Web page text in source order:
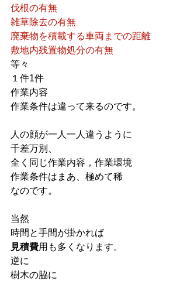
伐根の有無
雑草除去の有無
廃棄物を積載する車両までの距離
敷地内残置物処分の有無
等々
１件1件
作業内容
作業条件は違って来るのです。
人の顔が一人一人違うように
千差万別、
全く同じ作業内容，作業環境
作業条件はまあ、極めて稀
なのです。
当然
時間と手間が掛かれば
見積費用も多くなります。
逆に
樹木の脇に